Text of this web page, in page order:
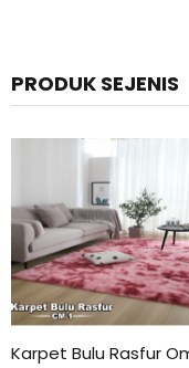
PRODUK SEJENIS
Karpet Bulu Rasfur